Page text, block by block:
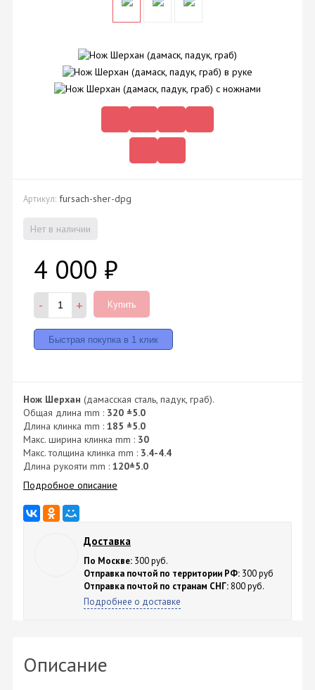
Артикул: fursach-sher-dpg
Нет в наличии
4 000 ₽
- + Купить
Нож Шерхан (дамасская сталь, падук, граб).
Общая длина mm : 320 ±5.0
Длина клинка mm : 185 ±5.0
Макс. ширина клинка mm : 30
Макс. толщина клинка mm : 3.4-4.4
Длина рукояти mm : 120±5.0
Подробное описание
Доставка
По Москве: 300 руб.
Отправка почтой по территории РФ: 300 руб
Отправка почтой по странам СНГ: 800 руб.
Подробнее о доставке
Описание